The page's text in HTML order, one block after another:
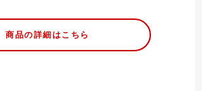
商品の詳細はこちら